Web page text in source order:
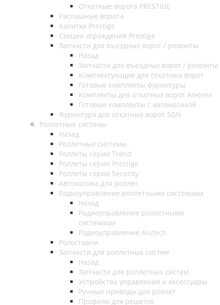
Откатные ворота PRESTIGE
Распашные ворота
Калитка Prestige
Секции ограждения Prestige
Запчасти для въездных ворот / ремонты
Назад
Запчасти для въездных ворот / ремонты
Комплектующие для откатных ворот
Готовые комплекты фурнитуры
Комплекты для откатных ворот Алютех
Готовые комплекты с автоматикой
Фурнитура для откатных ворот SGN
Роллетные системы
Назад
Роллетные системы
Роллеты серии Trend
Роллеты серии Prestige
Роллеты серии Security
Автоматика для роллет
Радиоуправление роллетными системами
Назад
Радиоуправление роллетными
системами
Радиоуправление Alutech
Рольставни
Запчасти для роллетных систем
Назад
Запчасти для роллетных систем
Устройства управления и аксессуары
Ручные приводы для роллет
Профили для решеток